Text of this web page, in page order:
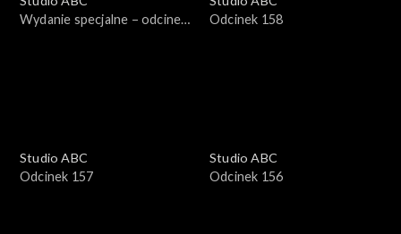
Wydanie specjalne – odcinek
Odcinek 158
Studio ABC
Odcinek 157
Studio ABC
Odcinek 156